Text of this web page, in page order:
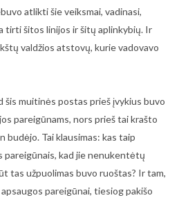
atlikti šie veiksmai, vadinasi,
tirti šitos linijos ir šitų aplinkybių. Ir
valdžios atstovų, kurie vadovavo
šis muitinės postas prieš įvykius buvo
pareigūnams, nors prieš tai krašto
budėjo. Tai klausimas: kas taip
pareigūnais, kad jie nenukentėtų
tas užpuolimas buvo ruoštas? Ir tam,
pareigūnai, tiesiog pakišo